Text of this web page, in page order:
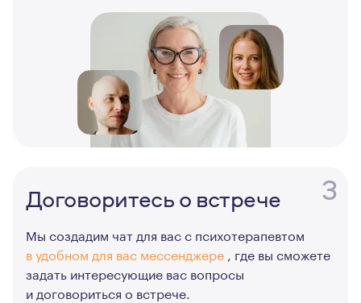
3
Договоритесь о встрече
Мы создадим чат для вас с психотерапевтом
в удобном для вас мессенджере , где вы сможете
задать интересующие вас вопросы
и договориться о встрече.